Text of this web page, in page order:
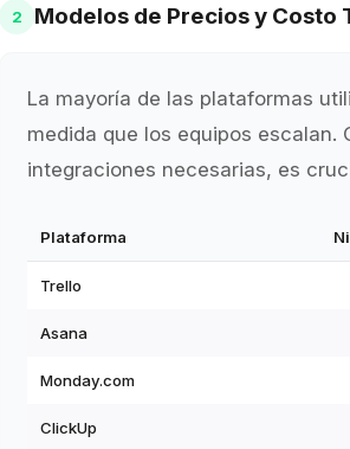
2 Modelos de Precios y Costo
La mayoría de las plataformas
medida que los equipos
integraciones necesarias, es
Plataforma
Trello
Asana
Monday.com
ClickUp